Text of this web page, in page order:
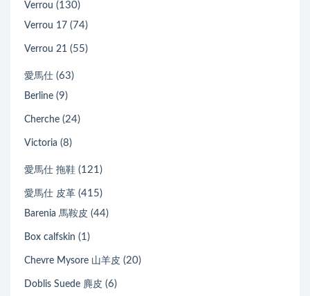
Verrou (130)
Verrou 17 (74)
Verrou 21 (55)
愛馬仕 (63)
Berline (9)
Cherche (24)
Victoria (8)
愛馬仕 拖鞋 (121)
愛馬仕 皮革 (415)
Barenia 馬鞍皮 (44)
Box calfskin (1)
Chevre Mysore 山羊皮 (20)
Doblis Suede 麂皮 (6)